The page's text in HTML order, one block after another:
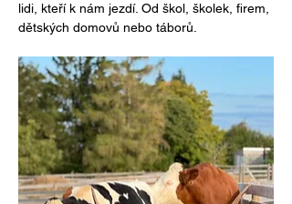
lidi, kteří k nám jezdí. Od škol, školek, firem,
dětských domovů nebo táborů.